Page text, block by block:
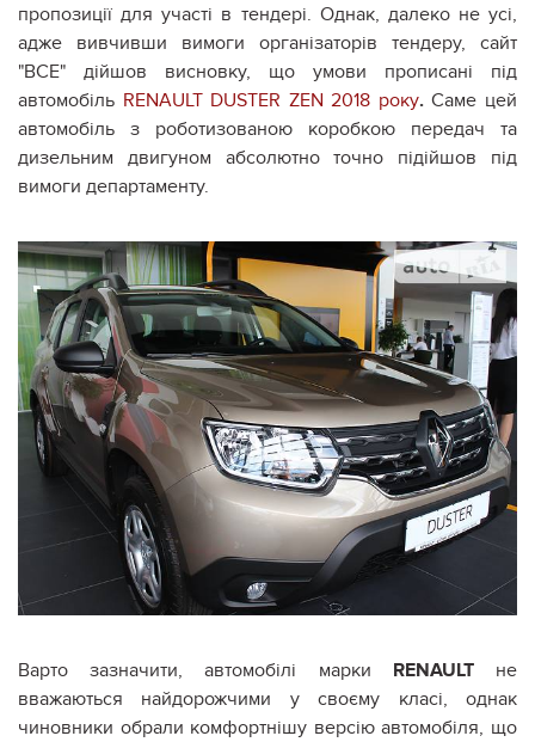
пропозиції для участі в тендері. Однак, далеко не усі,
адже вивчивши вимоги організаторів тендеру, сайт
"ВСЕ" дійшов висновку, що умови прописані під
автомобіль RENAULT DUSTER ZEN 2018 року.Саме цей
автомобіль з роботизованою коробкою передач та
дизельним двигуном абсолютно точно підійшов під
вимоги департаменту.
Варто зазначити, автомобілі марки RENAULT не
вважаються найдорожчими у своєму класі, однак
чиновники обрали комфортнішу версію автомобіля, що